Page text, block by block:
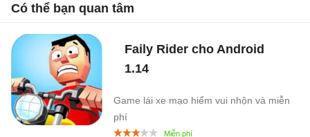
Có thể bạn quan tâm
Faily Rider cho Android
1.14
Game lái xe mạo hiểm vui nhộn và miễn
phí